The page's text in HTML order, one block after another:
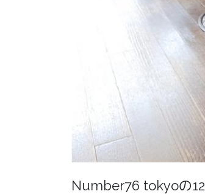
Number76 tokyoの12